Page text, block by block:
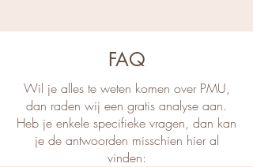
FAQ
Wil je alles te weten komen over PMU,
dan raden wij een gratis analyse aan.
Heb je enkele specifieke vragen, dan kan
je de antwoorden misschien hier al
vinden: